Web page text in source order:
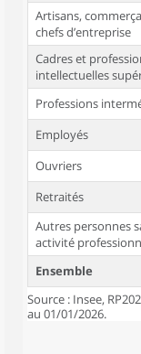
Artisans,
chefs d’entreprise
Cadres et
intellectuelles
Professions
Employés
Ouvriers
Retraités
Autres personnes
activité
Ensemble
Source : Insee,
au 01/01/2026.